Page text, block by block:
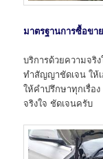
มาตรฐานการซื้อขา
บริการด้วยความจริ
ทำสัญญาชัดเจน ให้
ให้คำปรึกษาทุกเรื่อ
จริงใจ ชัดเจนครับ